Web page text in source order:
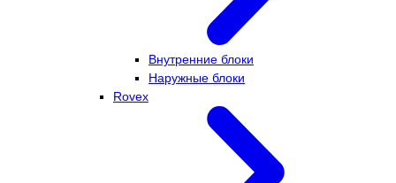
Внутренние блоки
Наружные блоки
Rovex